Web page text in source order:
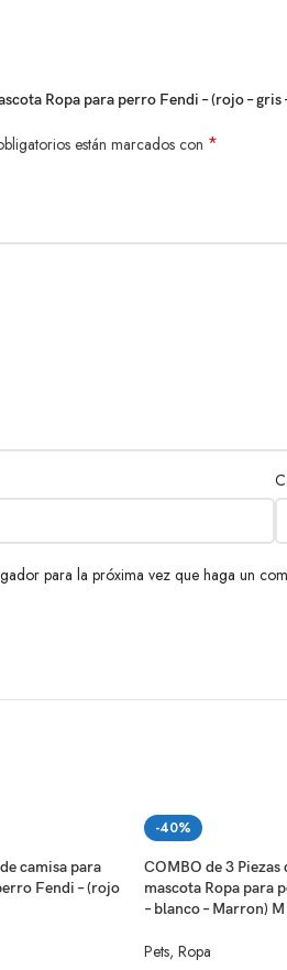
Ropa para perro Fendi – (rojo – gris
están marcados con *
para la próxima vez que haga un
camisa para
Fendi – (rojo
-40%
COMBO de 3 Piezas
mascota Ropa para
– blanco – Marron) M
Pets, Ropa